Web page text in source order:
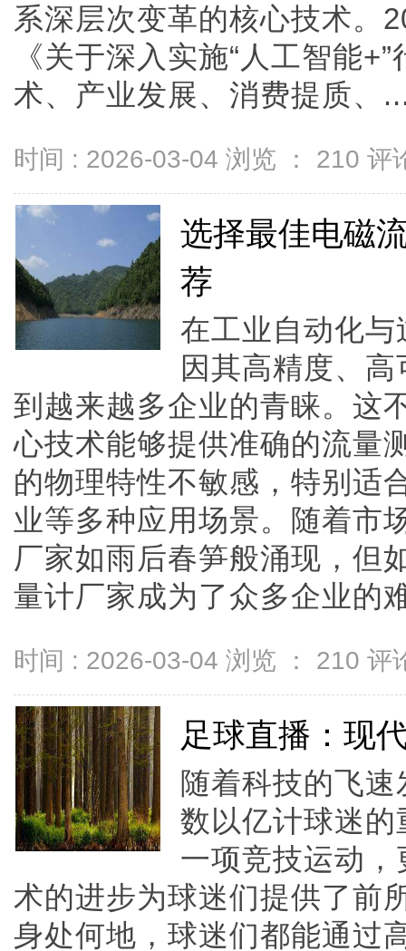
系深层次变革的核心技术。
《关于深入实施“人工智能
术、产业发展、消费提质、
时间 : 2026-03-04 浏览 ： 210 评
选择最佳电磁
荐
在工业自动化
因其高精度、
到越来越多企业的青睐。这
心技术能够提供准确的流量
的物理特性不敏感，特别适
业等多种应用场景。随着市
厂家如雨后春笋般涌现，但
量计厂家成为了众多企业的
时间 : 2026-03-04 浏览 ： 210 评
足球直播：现
随着科技的飞
数以亿计球迷
一项竞技运动
术的进步为球迷们提供了前
身处何地，球迷们都能通过